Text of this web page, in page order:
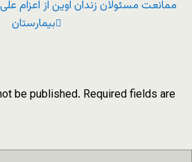
ممانعت مسئولان زندان اوین از اعزام
بیمارستان
be published. Required fields are